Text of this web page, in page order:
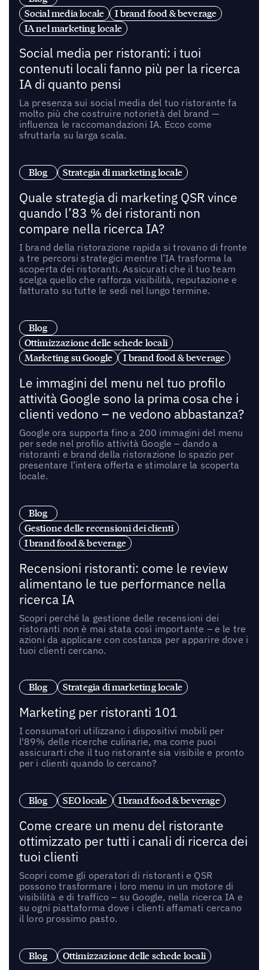
Social media locale
I brand food & beverage
IA nel marketing locale
Social media per ristoranti: i tuoi
contenuti locali fanno più per la ricerca
IA di quanto pensi
La presenza sui social media del tuo ristorante fa
molto più che costruire notorietà del brand —
influenza le raccomandazioni IA. Ecco come
sfruttarla su larga scala.
Blog Strategia di marketing locale
Quale strategia di marketing QSR vince
quando l’83 % dei ristoranti non
compare nella ricerca IA?
I brand della ristorazione rapida si trovano di fronte
a tre percorsi strategici mentre l’IA trasforma la
scoperta dei ristoranti. Assicurati che il tuo team
scelga quello che rafforza visibilità, reputazione e
fatturato su tutte le sedi nel lungo termine.
Blog
Ottimizzazione delle schede locali
Marketing su Google
I brand food & beverage
Le immagini del menu nel tuo profilo
attività Google sono la prima cosa che i
clienti vedono – ne vedono abbastanza?
Google ora supporta fino a 200 immagini del menu
per sede nel profilo attività Google – dando a
ristoranti e brand della ristorazione lo spazio per
presentare l’intera offerta e stimolare la scoperta
locale.
Blog
Gestione delle recensioni dei clienti
I brand food & beverage
Recensioni ristoranti: come le review
alimentano le tue performance nella
ricerca IA
Scopri perché la gestione delle recensioni dei
ristoranti non è mai stata così importante – e le tre
azioni da applicare con costanza per apparire dove i
tuoi clienti cercano.
Blog Strategia di marketing locale
Marketing per ristoranti 101
I consumatori utilizzano i dispositivi mobili per
l'89% delle ricerche culinarie, ma come puoi
assicurarti che il tuo ristorante sia visibile e pronto
per i clienti quando lo cercano?
Blog SEO locale I brand food & beverage
Come creare un menu del ristorante
ottimizzato per tutti i canali di ricerca dei
tuoi clienti
Scopri come gli operatori di ristoranti e QSR
possono trasformare i loro menu in un motore di
visibilità e di traffico – su Google, nella ricerca IA e
su ogni piattaforma dove i clienti affamati cercano
il loro prossimo pasto.
Blog Ottimizzazione delle schede locali